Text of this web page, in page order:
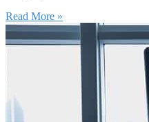
Read More »